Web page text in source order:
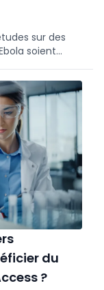
sur des
soient
ne soient
l'OMS.
du
?